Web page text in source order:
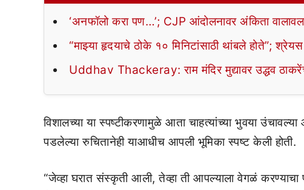
‘अनफॉलो करा पण…’; CJP आंदोलनावर अंकिता
“माझ्या हृदयाचे ठोके १० मिनिटांसाठी थांबले होते”;
Uddhav Thackeray: राम मंदिर मुद्यावर उद्धव
विशालच्या या स्पष्टीकरणामुळे आता चाहत्यांच्या भुवया
पडलेल्या रुचितानेही याआधीच आपली भूमिका स्पष्ट केली होती.
“जेव्हा घरात संस्कृती आली, तेव्हा ती आपल्याला वेगळं